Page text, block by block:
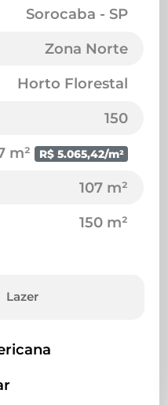
Sorocaba - SP
Zona Norte
Horto Florestal
150
m² R$ 5.065,42/m²
107 m²
150 m²
Lazer